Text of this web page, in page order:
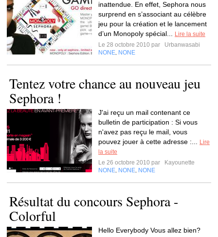
inattendue. En effet, Sephora nous
surprend en s’associant au célèbre
jeu pour la création et le lancement
d’un Monopoly spécial...
Lire la suite
Le 28 octobre 2010 par
Urbanwasabi
NONE NONE
Tentez votre chance au nouveau jeu
Sephora !
J'ai reçu un mail contenant ce
bulletin de participation : Si vous
n'avez pas reçu le mail, vous
pouvez jouer à cette adresse :...
Lire
la suite
Le 26 octobre 2010 par
Kayounette
NONE NONE NONE
Résultat du concours Sephora -
Colorful
Hello Everybody Vous allez bien?